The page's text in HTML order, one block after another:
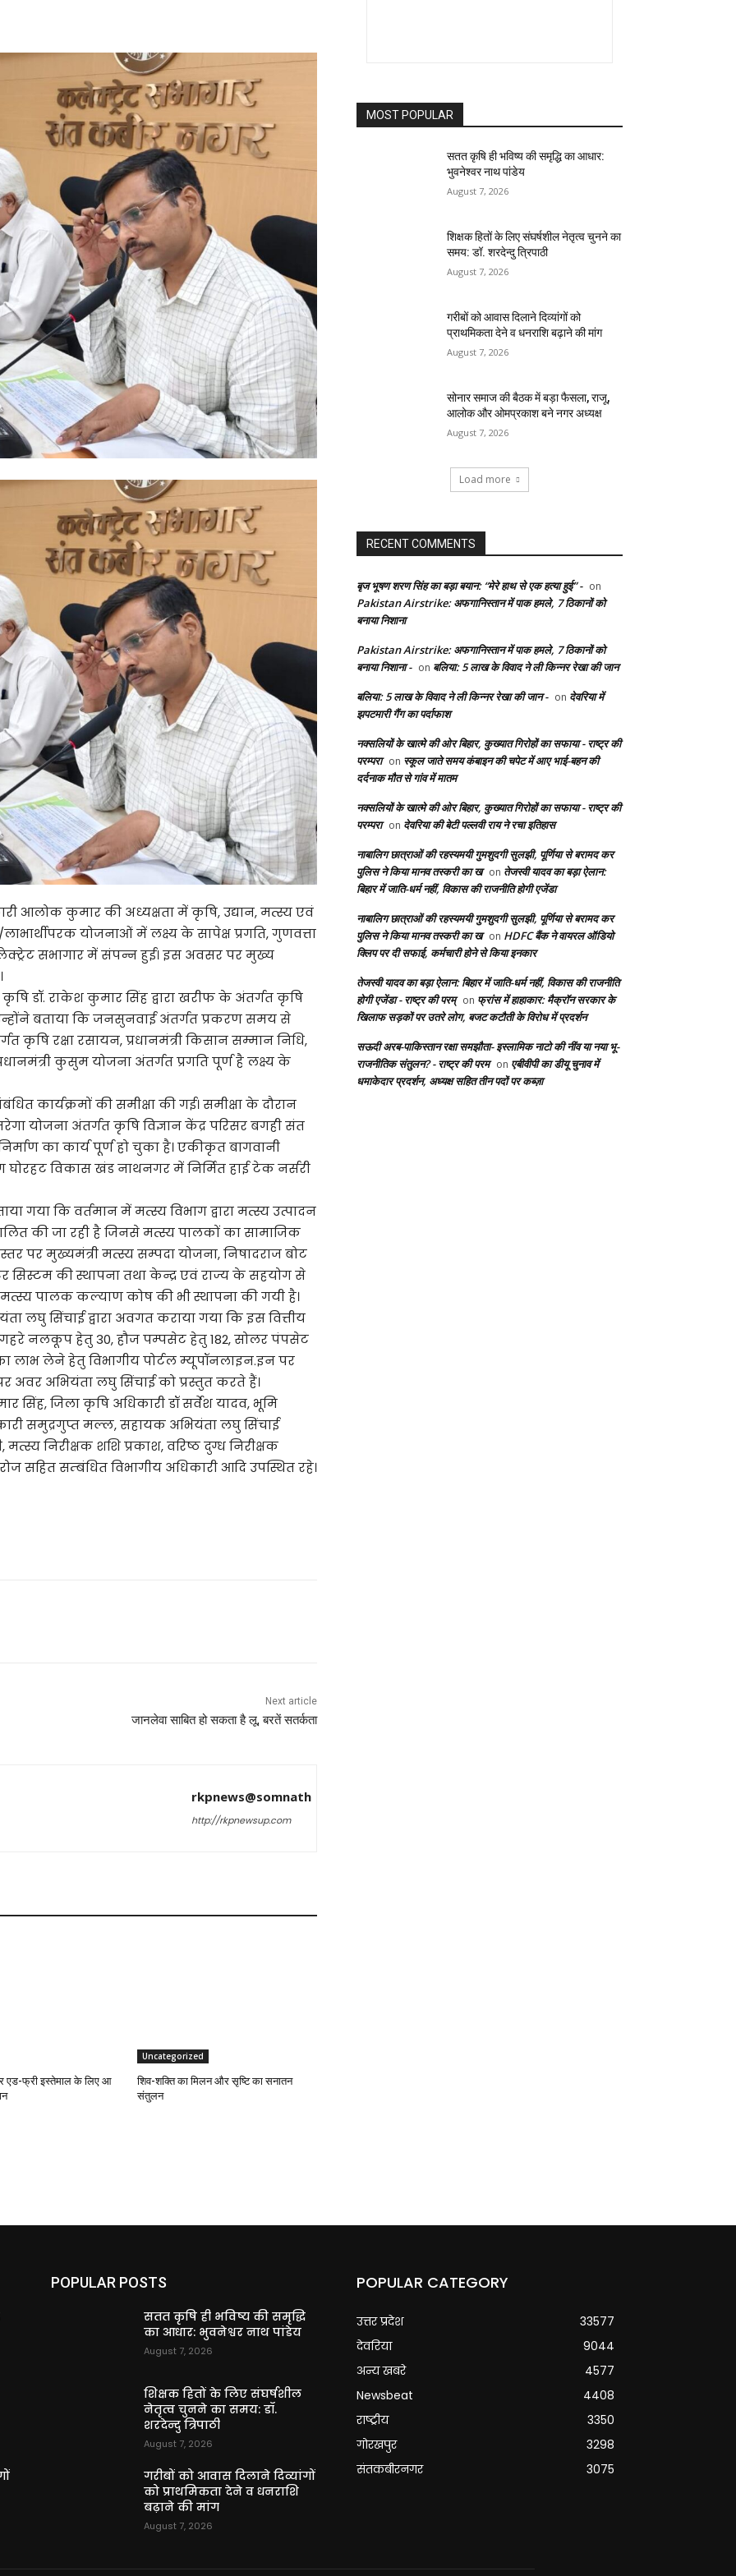
आलोक कुमार की अध्यक्षता में कृषि, उद्यान, मत्स्य एवं
योजनाओं में लक्ष्य के सापेक्ष प्रगति, गुणवत्ता
सभागार में संपन्न हुई। इस अवसर पर मुख्य
डॉ. राकेश कुमार सिंह द्वारा खरीफ के अंतर्गत कृषि
बताया कि जनसुनवाई अंतर्गत प्रकरण समय से
कृषि रक्षा रसायन, प्रधानमंत्री किसान सम्मान निधि,
कुसुम योजना अंतर्गत प्रगति पूर्ण है लक्ष्य के
कार्यक्रमों की समीक्षा की गई। समीक्षा के दौरान
योजना अंतर्गत कृषि विज्ञान केंद्र परिसर बगही संत
का कार्य पूर्ण हो चुका है। एकीकृत बागवानी
विकास खंड नाथनगर में निर्मित हाई टेक नर्सरी
गया कि वर्तमान में मत्स्य विभाग द्वारा मत्स्य उत्पादन
की जा रही है जिनसे मत्स्य पालकों का सामाजिक
पर मुख्यमंत्री मत्स्य सम्पदा योजना, निषादराज बोट
सिस्टम की स्थापना तथा केन्द्र एवं राज्य के सहयोग से
पालक कल्याण कोष की भी स्थापना की गयी है।
लघु सिंचाई द्वारा अवगत कराया गया कि इस वित्तीय
नलकूप हेतु 30, हौज पम्पसेट हेतु 182, सोलर पंपसेट
लाभ लेने हेतु विभागीय पोर्टल म्यूपॉनलाइन.इन पर
अभियंता लघु सिंचाई को प्रस्तुत करते हैं।
जिला कृषि अधिकारी डॉ सर्वेश यादव, भूमि
समुद्रगुप्त मल्ल, सहायक अभियंता लघु सिंचाई
मत्स्य निरीक्षक शशि प्रकाश, वरिष्ठ दुग्ध निरीक्षक
सहित सम्बंधित विभागीय अधिकारी आदि उपस्थित रहे।
Next article
जानलेवा साबित हो सकता है लू, बरतें सतर्कता
rkpnews@somnath
http://rkpnewsup.com
एड-फ्री इस्तेमाल के लिए आ
Uncategorized
शिव-शक्ति का मिलन और सृष्टि का सनातन
संतुलन
MOST POPULAR
सतत कृषि ही भविष्य की समृद्धि का आधार:
भुवनेश्वर नाथ पांडेय
August 7, 2026
शिक्षक हितों के लिए संघर्षशील नेतृत्व चुनने का
समय: डॉ. शरदेन्दु त्रिपाठी
August 7, 2026
गरीबों को आवास दिलाने दिव्यांगों को
प्राथमिकता देने व धनराशि बढ़ाने की मांग
August 7, 2026
सोनार समाज की बैठक में बड़ा फैसला, राजू,
आलोक और ओमप्रकाश बने नगर अध्यक्ष
August 7, 2026
Load more
RECENT COMMENTS
बृज भूषण शरण सिंह का बड़ा बयान: “मेरे हाथ से एक हत्या हुई” - on
Pakistan Airstrike: अफगानिस्तान में पाक हमले, 7 ठिकानों को
बनाया निशाना
Pakistan Airstrike: अफगानिस्तान में पाक हमले, 7 ठिकानों को
बनाया निशाना - on बलिया: 5 लाख के विवाद ने ली किन्नर रेखा की जान
बलिया: 5 लाख के विवाद ने ली किन्नर रेखा की जान - on देवरिया में
झपटमारी गैंग का पर्दाफाश
नक्सलियों के खात्मे की ओर बिहार, कुख्यात गिरोहों का सफाया - राष्ट्र की
परम्परा on स्कूल जाते समय कंबाइन की चपेट में आए भाई-बहन की
दर्दनाक मौत से गांव में मातम
नक्सलियों के खात्मे की ओर बिहार, कुख्यात गिरोहों का सफाया - राष्ट्र की
परम्परा on देवरिया की बेटी पल्लवी राय ने रचा इतिहास
नाबालिग छात्राओं की रहस्यमयी गुमशुदगी सुलझी, पूर्णिया से बरामद कर
पुलिस ने किया मानव तस्करी का ख on तेजस्वी यादव का बड़ा ऐलान:
बिहार में जाति-धर्म नहीं, विकास की राजनीति होगी एजेंडा
नाबालिग छात्राओं की रहस्यमयी गुमशुदगी सुलझी, पूर्णिया से बरामद कर
पुलिस ने किया मानव तस्करी का ख on HDFC बैंक ने वायरल ऑडियो
क्लिप पर दी सफाई, कर्मचारी होने से किया इनकार
तेजस्वी यादव का बड़ा ऐलान: बिहार में जाति-धर्म नहीं, विकास की राजनीति
होगी एजेंडा - राष्ट्र की परम् on फ्रांस में हाहाकार: मैक्रॉन सरकार के
खिलाफ सड़कों पर उतरे लोग, बजट कटौती के विरोध में प्रदर्शन
सऊदी अरब-पाकिस्तान रक्षा समझौता- इस्लामिक नाटो की नींव या नया भू-
राजनीतिक संतुलन? - राष्ट्र की परम on एबीवीपी का डीयू चुनाव में
धमाकेदार प्रदर्शन, अध्यक्ष सहित तीन पदों पर कब्ज़ा
POPULAR POSTS
सतत कृषि ही भविष्य की समृद्धि
का आधार: भुवनेश्वर नाथ पांडेय
August 7, 2026
शिक्षक हितों के लिए संघर्षशील
नेतृत्व चुनने का समय: डॉ.
शरदेन्दु त्रिपाठी
August 7, 2026
गरीबों को आवास दिलाने दिव्यांगों
को प्राथमिकता देने व धनराशि
बढ़ाने की मांग
August 7, 2026
POPULAR CATEGORY
उत्तर प्रदेश
33577
देवरिया
9044
अन्य खबरे
4577
Newsbeat
4408
राष्ट्रीय
3350
गोरखपुर
3298
संतकबीरनगर
3075